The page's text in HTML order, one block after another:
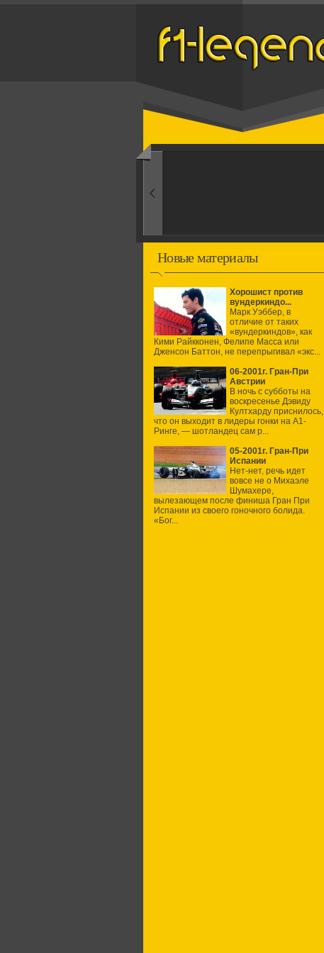
Новые материалы
Хорошист против
вундеркиндо...
Марк Уэббер, в
отличие от таких
«вундеркиндов», как
Кими Райкконен, Фелипе Масса или
Дженсон Баттон, не перепрыгивал «экс...
06-2001г. Гран-При
Австрии
В ночь с субботы на
воскресенье Дэвиду
Култхарду приснилось,
что он выходит в лидеры гонки на А1-
Ринге, — шотландец сам р...
05-2001г. Гран-При
Испании
Нет-нет, речь идет
вовсе не о Михаэле
Шумахере,
вылезающем после финиша Гран При
Испании из своего гоночного болида.
«Бог...